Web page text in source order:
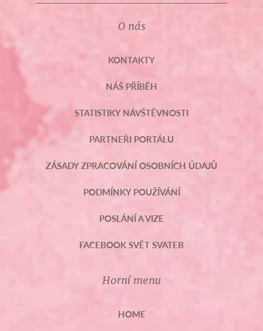
O nás
KONTAKTY
NÁŠ PŘÍBĚH
STATISTIKY NÁVŠTĚVNOSTI
PARTNEŘI PORTÁLU
ZÁSADY ZPRACOVÁNÍ OSOBNÍCH ÚDAJŮ
PODMÍNKY POUŽÍVÁNÍ
POSLÁNÍ A VIZE
FACEBOOK SVĚT SVATEB
Horní menu
HOME